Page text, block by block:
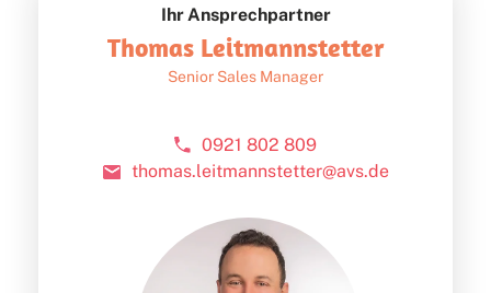
Ihr Ansprechpartner
Thomas Leitmannstetter
Senior Sales Manager
0921 802 809
thomas.leitmannstetter@avs.de